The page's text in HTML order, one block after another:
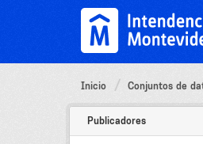
Inicio Conjuntos de
Publicadores